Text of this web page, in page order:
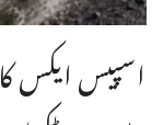
اسپیس ایکس